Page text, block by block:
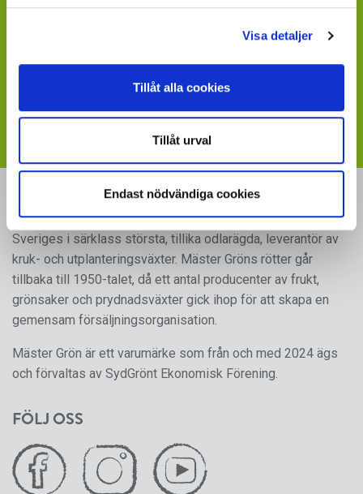
Visa detaljer
Tillåt alla cookies
Tillåt urval
Endast nödvändiga cookies
maja.holm@sydgront.se
Visste du att du kan ladda ner skyltbilder som stöder
- följ länken till vårwebbplats med skyltmaterial
MÄSTER GRÖN
Sveriges i särklass största, tillika odlarägda, leverantör av
kruk- och utplanteringsväxter. Mäster Gröns rötter går
tillbaka till 1950-talet, då ett antal producenter av frukt,
grönsaker och prydnadsväxter gick ihop för att skapa en
gemensam försäljningsorganisation.
Mäster Grön är ett varumärke som från och med 2024 ägs
och förvaltas av SydGrönt Ekonomisk Förening.
FÖLJ OSS